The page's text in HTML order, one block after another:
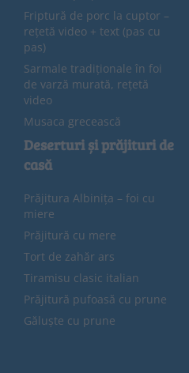
Friptură de porc la cuptor –
rețetă video + text (pas cu
pas)
Sarmale tradiționale în foi
de varză murată, rețetă
video
Musaca grecească
Deserturi și prăjituri de
casă
Prăjitura Albinița – foi cu
miere
Prăjitură cu mere
Tort de zahăr ars
Tiramisu clasic italian
Prăjitură pufoasă cu prune
Găluște cu prune